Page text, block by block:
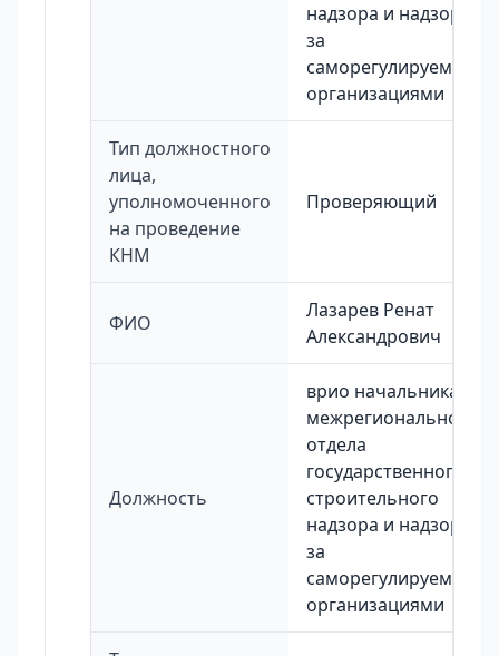
надзора и надзора
за
саморегулируемыми
организациями
Тип должностного
лица,
уполномоченного
на проведение
КНМ
Проверяющий
ФИО
Лазарев Ренат
Александрович
Должность
врио начальника
межрегионального
отдела
государственного
строительного
надзора и надзора
за
саморегулируемыми
организациями